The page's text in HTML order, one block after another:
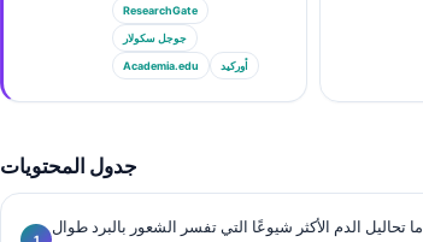
ResearchGate
جوجل سكولار
Academia.edu أوركيد
جدول المحتويات
ما تحاليل الدم الأكثر شيوعًا التي تفسر الشعور بالبرد طوال